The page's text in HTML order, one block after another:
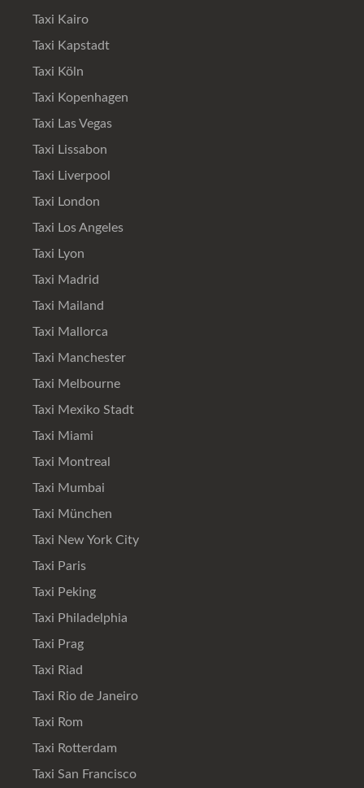
Taxi Kairo
Taxi Kapstadt
Taxi Köln
Taxi Kopenhagen
Taxi Las Vegas
Taxi Lissabon
Taxi Liverpool
Taxi London
Taxi Los Angeles
Taxi Lyon
Taxi Madrid
Taxi Mailand
Taxi Mallorca
Taxi Manchester
Taxi Melbourne
Taxi Mexiko Stadt
Taxi Miami
Taxi Montreal
Taxi Mumbai
Taxi München
Taxi New York City
Taxi Paris
Taxi Peking
Taxi Philadelphia
Taxi Prag
Taxi Riad
Taxi Rio de Janeiro
Taxi Rom
Taxi Rotterdam
Taxi San Francisco